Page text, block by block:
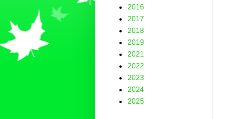
2016
2017
2018
2019
2021
2022
2023
2024
2025